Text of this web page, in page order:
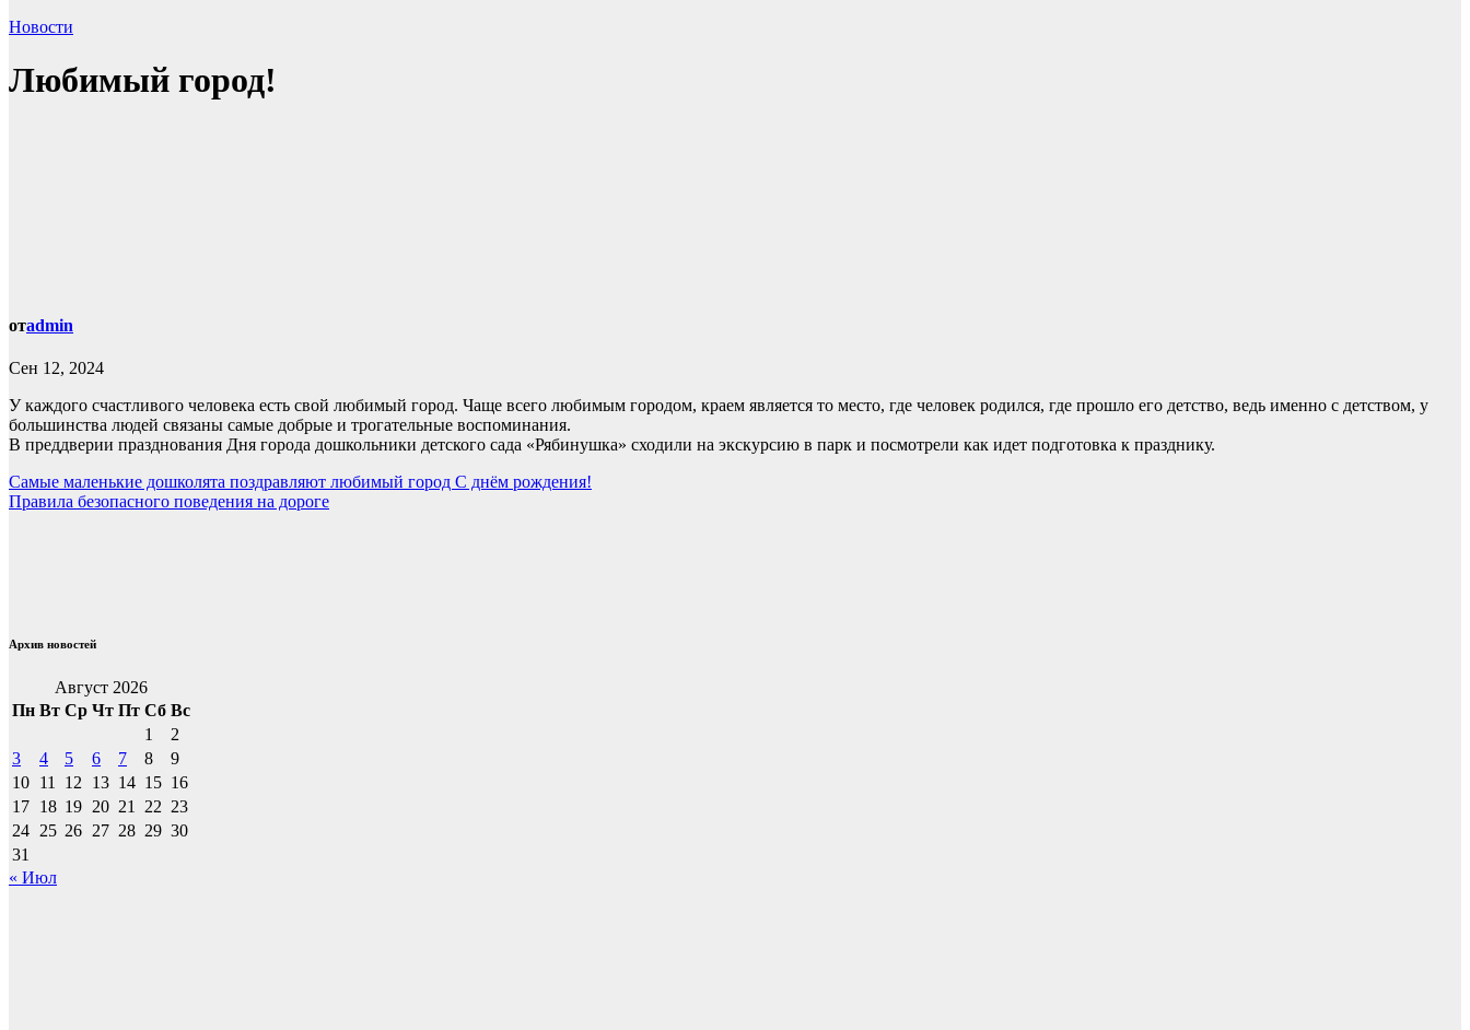
Новости
Любимый город!
отadmin
Сен 12, 2024
У каждого счастливого человека есть свой любимый город. Чаще всего любимым городом, краем является то место, где человек родился, где прошло его детство, ведь именно с детством, у
большинства людей связаны самые добрые и трогательные воспоминания.
В преддверии празднования Дня города дошкольники детского сада «Рябинушка» сходили на экскурсию в парк и посмотрели как идет подготовка к празднику.
Навигация
по
Самые маленькие дошколята поздравляют любимый город С днём рождения!
Правила безопасного поведения на дороге
Архив новостей
Август 2026
Пн Вт Ср Чт Пт Сб Вс
1
2
3
4 5 6 7 8
9
10 11 12 13 14 15 16
17 18 19 20 21 22 23
24 25 26 27 28 29 30
31
« Июл